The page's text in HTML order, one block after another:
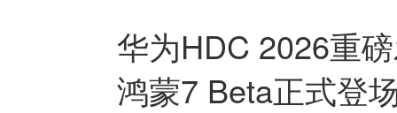
华为HDC 2026重
鸿蒙7 Beta正式登